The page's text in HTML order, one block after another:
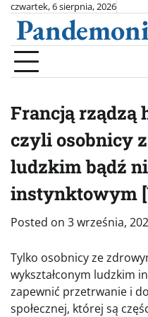
Skip
content
czwartek, 6 sierpnia, 2026
Francją rządzą
czyli osobnicy
ludzkim bądź
instynktowym
Posted on 3 września,
Tylko osobnicy ze
wykształconym ludzkim
zapewnić przetrwanie i
społecznej, której są